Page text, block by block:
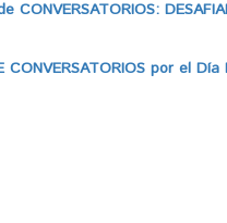
CONVERSATORIOS:
CONVERSATORIOS por el